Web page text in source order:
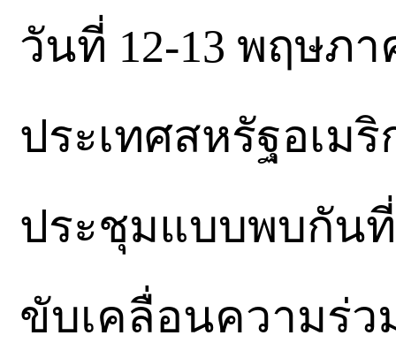
วันที่ 12-13 พฤษภ
ประเทศสหรัฐอเม
ประชุมแบบพบกัน
ขับเคลื่อนความร่ว